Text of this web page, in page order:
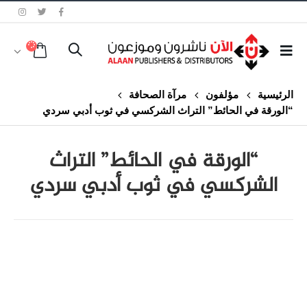
الرئيسية مؤلفون
مرآة الصحافة
“الورقة في الحائط” التراث الشركسي في ثوب أدبي سردي
“الورقة في الحائط” التراث
الشركسي في ثوب أدبي سردي